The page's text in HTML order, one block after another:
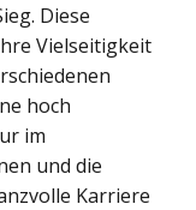
Diese
Vielseitigkeit
hoch
im
und die
Karriere